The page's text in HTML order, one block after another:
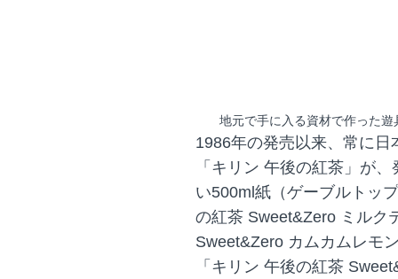
地元で手に入る資材で作った
1986年の発売以来、常に
「キリン 午後の紅茶」が
い500ml紙（ゲーブルトッ
の紅茶 Sweet&Zero ミルク
Sweet&Zero カムカムレモ
「キリン 午後の紅茶